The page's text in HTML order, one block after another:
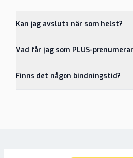
Kan jag avsluta när som helst?
Vad får jag som PLUS-
Finns det någon bindningstid?